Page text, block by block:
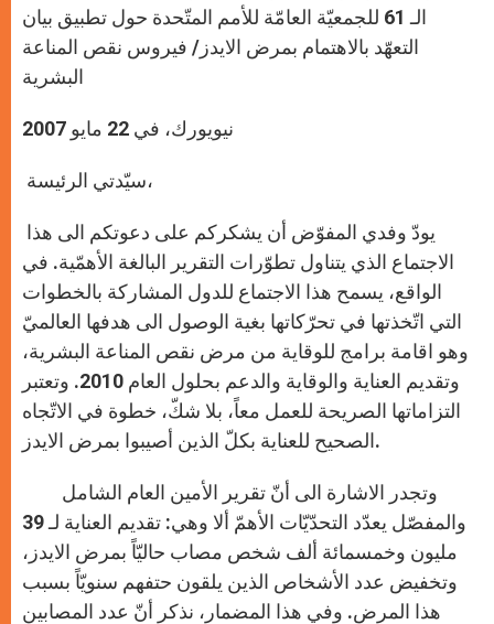
الـ 61 للجمعيّة العامّة للأمم المتّحدة حول تطبيق بيان
التعهّد بالاهتمام بمرض الايدز/ فيروس نقص المناعة
نيويورك، في 22 مايو 2007
سيّدتي الرئيسة،
الاجتماع الذي يتناول تطوّرات التقرير البالغة الأهمّية. في
الواقع، يسمح هذا الاجتماع للدول المشاركة بالخطوات
التي اتّخذتها في تحرّكاتها بغية الوصول الى هدفها العالميّ
وهو اقامة برامج للوقاية من مرض نقص المناعة البشرية،
وتقديم العناية والوقاية والدعم بحلول العام 2010. وتعتبر
التزاماتها الصريحة للعمل معاً، بلا شكّ، خطوة في الاتّجاه
الصحيح للعناية بكلّ الذين أصيبوا بمرض الايدز.
والمفصّل يعدّد التحدّيّات الأهمّ ألا وهي: تقديم العناية لـ 39
مليون وخمسمائة ألف شخص مصاب حاليّاً بمرض الايدز،
وتخفيض عدد الأشخاص الذين يلقون حتفهم سنويّاً بسبب
هذا المرض. وفي هذا المضمار، نذكر أنّ عدد المصابين